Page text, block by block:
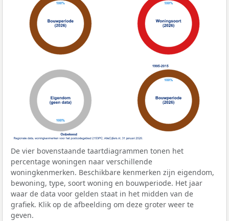
De vier bovenstaande taartdiagrammen tonen het
percentage woningen naar verschillende
woningkenmerken. Beschikbare kenmerken zijn eigendom,
bewoning, type, soort woning en bouwperiode. Het jaar
waar de data voor gelden staat in het midden van de
grafiek. Klik op de afbeelding om deze groter weer te
geven.